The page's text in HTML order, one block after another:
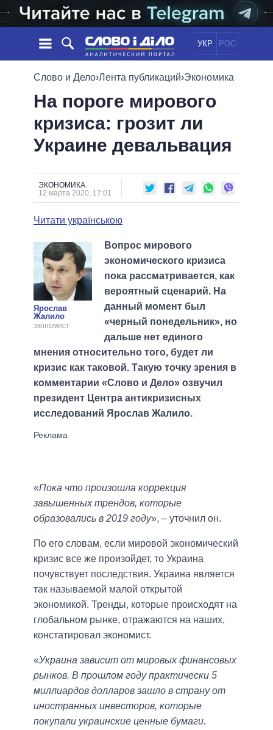
УКР РОС
НОВОСТИ
ЛЕНТА
СОБЫТИЯ
СТАТЬИ
МНЕНИЯ
ОБЗОРЫ
ДАЙДЖЕСТЫ
ПОЛИТИКА
ЭКОНОМИКА
ОБЩЕСТВО
ОБЕЩАНИЯ
ПОЛИТИКИ
ВСЕ ПОЛИТИКИ
ПРЕЗИДЕНТ И ОФИС
ВЕРХОВНАЯ РАДА
МЭРЫ
ВСЕ ПЕРСОНЫ
ИНФОГРАФИКА
ВИДЕО
Слово и Дело›Лента публикаций›Экономика
На пороге мирового
кризиса: грозит ли
Украине девальвация
ЭКОНОМИКА
12 марта 2020, 17:01
Читати українською
Ярослав
Жалило
экономист
Вопрос мирового
экономического кризиса
пока рассматривается, как
вероятный сценарий. На
данный момент был
«черный понедельник», но
дальше нет единого
мнения относительно того, будет ли
кризис как таковой. Такую точку зрения в
комментарии «Слово и Дело» озвучил
президент Центра антикризисных
исследований Ярослав Жалило.
«Пока что произошла коррекция
завышенных трендов, которые
образовались в 2019 году», – уточнил он.
По его словам, если мировой экономический
кризис все же произойдет, то Украина
почувствует последствия. Украина является
так называемой малой открытой
экономикой. Тренды, которые происходят на
глобальном рынке, отражаются на наших,
констатировал экономист.
«Украина зависит от мировых финансовых
рынков. В прошлом году практически 5
миллиардов долларов зашло в страну от
иностранных инвесторов, которые
покупали украинские ценные бумаги.